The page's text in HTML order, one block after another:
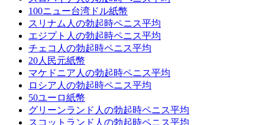
100ニュー台湾ドル紙幣
スリナム人の勃起時ペニス平均
エジプト人の勃起時ペニス平均
チェコ人の勃起時ペニス平均
20人民元紙幣
マケドニア人の勃起時ペニス平均
ロシア人の勃起時ペニス平均
50ユーロ紙幣
グリーンランド人の勃起時ペニス平均
スコットランド人の勃起時ペニス平均